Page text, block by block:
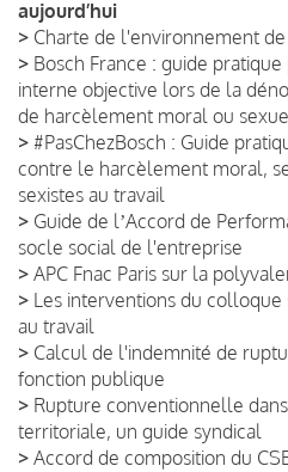
aujourd’hui
> Charte de l'environnement
> Bosch France : guide
interne objective lors de la
de harcèlement moral ou
> #PasChezBosch : Guide
contre le harcèlement moral,
sexistes au travail
> Guide de lʼAccord de
socle social de l'entreprise
> APC Fnac Paris sur la
> Les interventions du
au travail
> Calcul de l'indemnité de
fonction publique
> Rupture conventionnelle
territoriale, un guide syndical
> Accord de composition du